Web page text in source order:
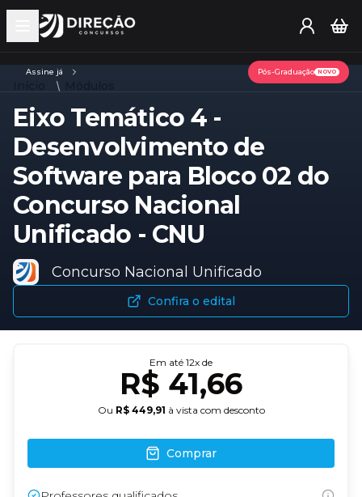
Open main menu
Assine já Pós-Graduação NOVO
Eixo Temático 4 -
Desenvolvimento de
Software para Bloco 02 do
Concurso Nacional
Unificado - CNU
Concurso Nacional Unificado
Confira o edital
Em até 12x de
R$ 41,66
Ou R$ 449,91 à vista com desconto
Comprar